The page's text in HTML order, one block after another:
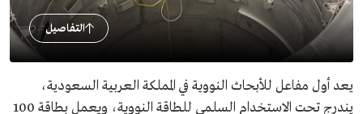
التفاصيل
يعد أول مفاعل للأبحاث النووية في المملكة العربية السعودية،
يندرج تحت الاستخدام السلمي للطاقة النووية، ويعمل بطاقة 100